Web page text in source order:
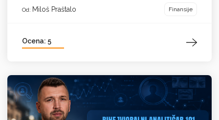
Od: Miloš Praštalo Finansije
Ocena: 5